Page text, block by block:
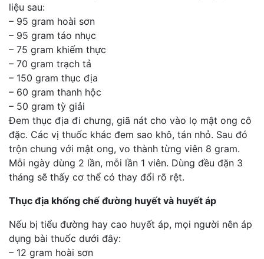
liệu sau:
– 95 gram hoài sơn
– 95 gram táo nhục
– 75 gram khiếm thực
– 70 gram trạch tả
– 150 gram thục địa
– 60 gram thanh hộc
– 50 gram tỳ giải
Đem thục địa đi chưng, giã nát cho vào lọ mật ong cô
đặc. Các vị thuốc khác đem sao khô, tán nhỏ. Sau đó
trộn chung với mật ong, vo thành từng viên 8 gram.
Mỗi ngày dùng 2 lần, mỗi lần 1 viên. Dùng đều đặn 3
tháng sẽ thấy cơ thể có thay đổi rõ rệt.
Thục địa khống chế đường huyết và huyết áp
Nếu bị tiểu đường hay cao huyết áp, mọi người nên áp
dụng bài thuốc dưới đây:
– 12 gram hoài sơn